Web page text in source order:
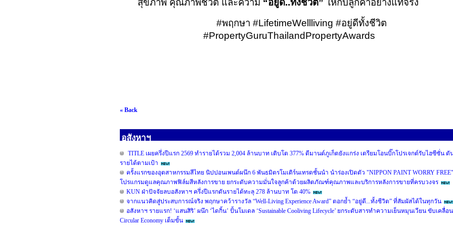
สุขภาพ คุณภาพชีวิต และความ “อยู่ดี..ทั้งชีวิต” ให้กับลูกค้าอย่างแท้จริง
#พฤกษา #LifetimeWellliving #อยู่ดีทั้งชีวิต
#PropertyGuruThailandPropertyAwards
« Back
อสังหาฯ
TITLE เผยครึ่งปีแรก 2569 ทำรายได้รวม 2,004 ล้านบาท เติบโต 377% ดีมานด์ภูเก็ตยังแกร่ง เตรียมโอนบิ๊กโปรเจกต์รับไฮซีซั่น ดั
รายได้ตามเป้า
ครั้งแรกของอุตสาหกรรมสีไทย นิปปอนเพนต์ผนึก 6 พันธมิตรโมเดิร์นเทรดชั้นนำ นำร่องเปิดตัว "NIPPON PAINT WORRY FREE"
โปรแกรมดูแลคุณภาพฟิล์มสีหลังการขาย ยกระดับความมั่นใจลูกค้าด้วยผลิตภัณฑ์คุณภาพและบริการหลังการขายที่ครบวงจร
KUN ฝ่าปัจจัยลบอสังหาฯ ครึ่งปีแรกดันรายได้ทะลุ 278 ล้านบาท โต 40%
จากแนวคิดสู่ประสบการณ์จริง พฤกษาคว้ารางวัล “Well-Living Experience Award” ตอกย้ำ “อยู่ดี...ทั้งชีวิต” ที่สัมผัสได้ในทุกวัน
อสังหาฯ รายแรก! ‘แสนสิริ’ ผนึก ‘ไดกิ้น’ ปั้นโมเดล ‘Sustainable Cooliving Lifecycle’ ยกระดับสารทำความเย็นหมุนเวียน ขับเคลื่อน
Circular Economy เต็มขั้น